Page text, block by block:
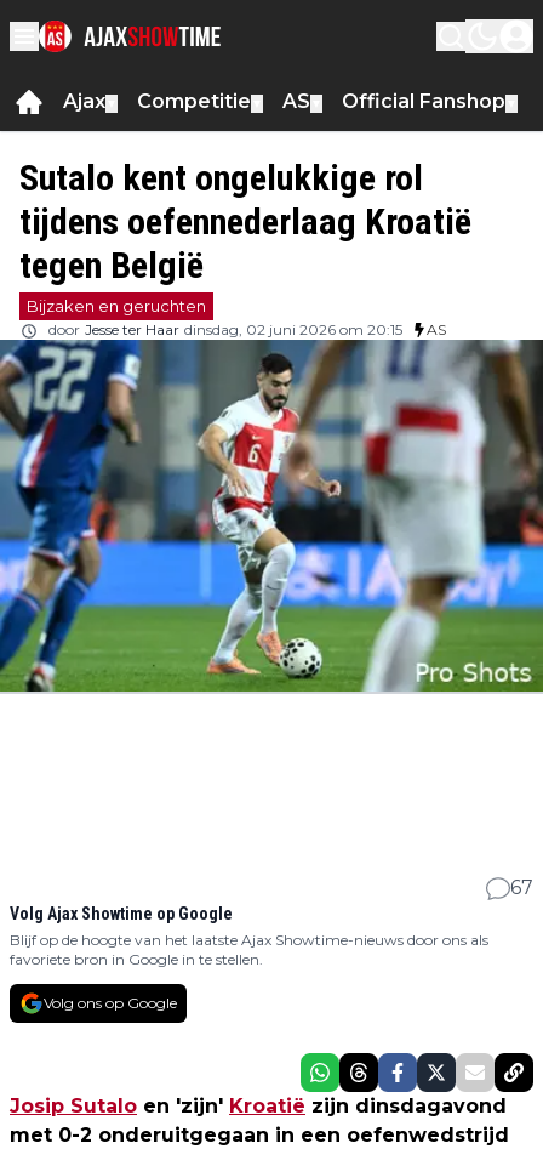
Ajax Competitie AS Official Fanshop
Sutalo kent ongelukkige rol
tijdens oefennederlaag Kroatië
tegen België
Bijzaken en geruchten
door Jesse ter Haar dinsdag, 02 juni 2026 om 20:15 AS
67
Volg Ajax Showtime op Google
Blijf op de hoogte van het laatste Ajax Showtime-nieuws door ons als
favoriete bron in Google in te stellen.
Volg ons op Google
Josip Sutalo en 'zijn' Kroatië zijn dinsdagavond
met 0-2 onderuitgegaan in een oefenwedstrijd